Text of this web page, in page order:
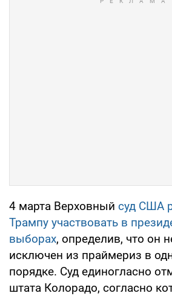
4 марта Верховный суд США
Трампу участвовать в
выборах, определив, что он
исключен из праймериз в
порядке. Суд единогласно
штата Колорадо, согласно